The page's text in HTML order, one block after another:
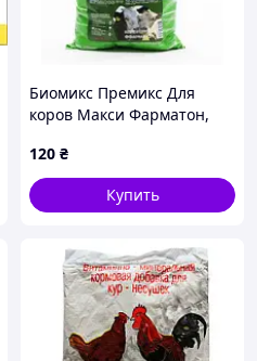
Биомикс Премикс Для
коров Макси Фарматон,
120 ₴
Купить